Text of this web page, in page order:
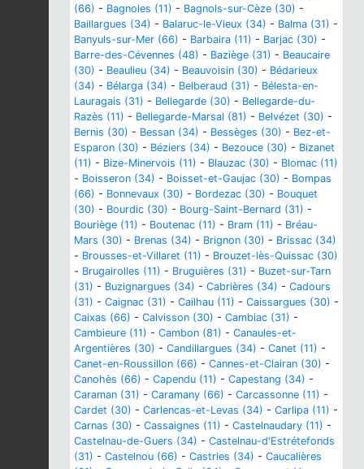
(66) - Bagnoles (11) - Bagnols-sur-Cèze (30) -
Baillargues (34) - Balaruc-le-Vieux (34) - Balma (31) -
Banyuls-sur-Mer (66) - Barbaira (11) - Barjac (30) -
Barre-des-Cévennes (48) - Baziège (31) - Beaucaire
(30) - Beaulieu (34) - Beauvoisin (30) - Bédarieux
(34) - Bélarga (34) - Belberaud (31) - Bélesta-en-
Lauragais (31) - Bellegarde (30) - Bellegarde-du-
Razès (11) - Bellegarde-Marsal (81) - Belvézet (30) -
Bernis (30) - Bessan (34) - Bessèges (30) - Bez-et-
Esparon (30) - Béziers (34) - Bezouce (30) - Bizanet
(11) - Bize-Minervois (11) - Blauzac (30) - Blomac (11)
- Boisseron (34) - Boisset-et-Gaujac (30) - Bompas
(66) - Bonnevaux (30) - Bordezac (30) - Bouquet
(30) - Bourdic (30) - Bourg-Saint-Bernard (31) -
Bouriège (11) - Boutenac (11) - Bram (11) - Bréau-
Mars (30) - Brenas (34) - Brignon (30) - Brissac (34)
- Brousses-et-Villaret (11) - Brouzet-lès-Quissac (30)
- Brugairolles (11) - Bruguières (31) - Buzet-sur-Tarn
(31) - Buzignargues (34) - Cabrières (34) - Cadours
(31) - Caignac (31) - Cailhau (11) - Caissargues (30) -
Caixas (66) - Calvisson (30) - Cambiac (31) -
Cambieure (11) - Cambon (81) - Canaules-et-
Argentières (30) - Candillargues (34) - Canet (11) -
Canet-en-Roussillon (66) - Cannes-et-Clairan (30) -
Canohès (66) - Capendu (11) - Capestang (34) -
Caraman (31) - Caramany (66) - Carcassonne (11) -
Cardet (30) - Carlencas-et-Levas (34) - Carlipa (11) -
Carnas (30) - Cassaignes (11) - Castelnaudary (11) -
Castelnau-de-Guers (34) - Castelnau-d'Estrétefonds
(31) - Castelnou (66) - Castries (34) - Caucalières